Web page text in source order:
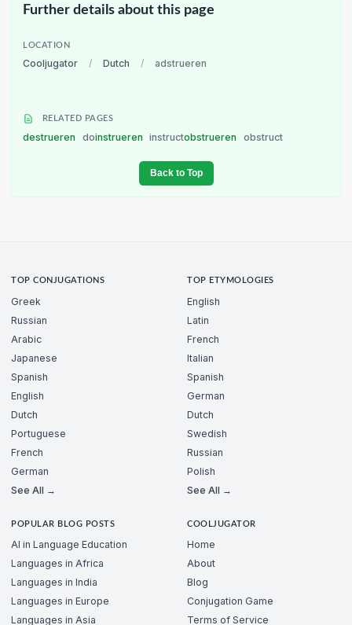
Further details about this page
LOCATION
Cooljugator / Dutch / adstrueren
RELATED PAGES
destrueren doinstrueren instructobstrueren obstruct
Back to Top
TOP CONJUGATIONS
Greek
Russian
Arabic
Japanese
Spanish
English
Dutch
Portuguese
French
German
See All →
TOP ETYMOLOGIES
English
Latin
French
Italian
Spanish
German
Dutch
Swedish
Russian
Polish
See All →
POPULAR BLOG POSTS
AI in Language Education
Languages in Africa
Languages in India
Languages in Europe
Languages in Asia
COOLJUGATOR
Home
About
Blog
Conjugation Game
Terms of Service